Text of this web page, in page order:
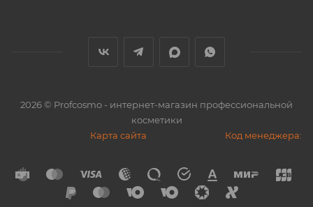
2026© Profcosmo - интернет-магазин профессиональной
косметики
Карта сайта
Код менеджера: